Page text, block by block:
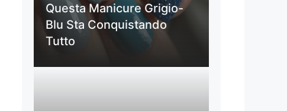
Questa Manicure Grigio-
Blu Sta Conquistando
Tutto